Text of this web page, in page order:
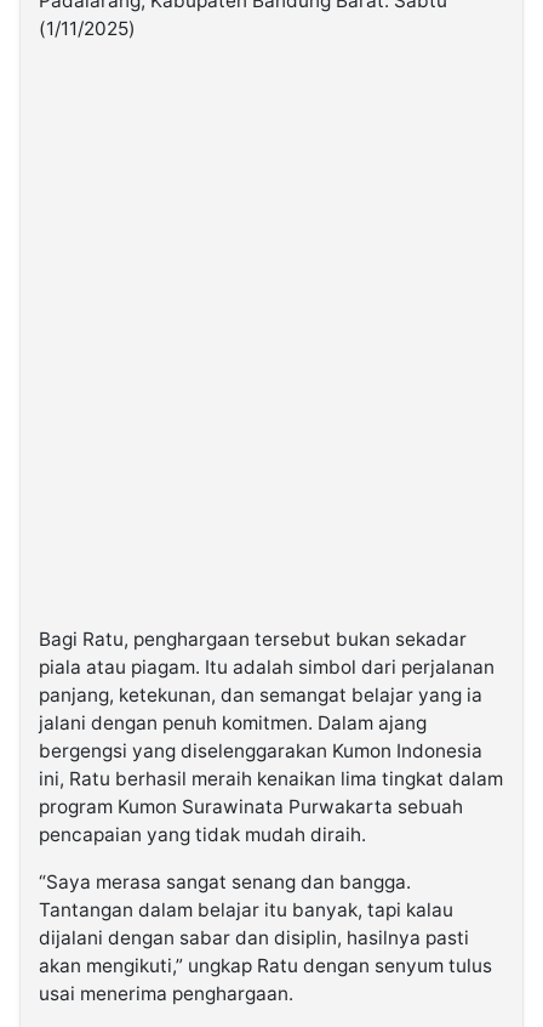
Kabarbaru
(1/11/2025)
Bagi Ratu, penghargaan tersebut bukan sekadar
piala atau piagam. Itu adalah simbol dari perjalanan
panjang, ketekunan, dan semangat belajar yang ia
jalani dengan penuh komitmen. Dalam ajang
bergengsi yang diselenggarakan Kumon Indonesia
ini, Ratu berhasil meraih kenaikan lima tingkat dalam
program Kumon Surawinata Purwakarta sebuah
pencapaian yang tidak mudah diraih.
“Saya merasa sangat senang dan bangga.
Tantangan dalam belajar itu banyak, tapi kalau
dijalani dengan sabar dan disiplin, hasilnya pasti
akan mengikuti,” ungkap Ratu dengan senyum tulus
usai menerima penghargaan.